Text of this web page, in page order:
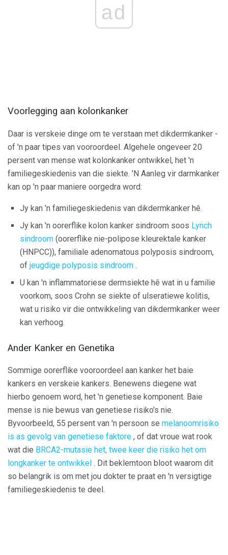
ad
Voorlegging aan kolonkanker
Daar is verskeie dinge om te verstaan ​​met dikdermkanker -
of 'n paar tipes van vooroordeel. Algehele ongeveer 20
persent van mense wat kolonkanker ontwikkel, het 'n
familiegeskiedenis van die siekte. 'N Aanleg vir darmkanker
kan op 'n paar maniere oorgedra word:
Jy kan 'n familiegeskiedenis van dikdermkanker hê.
Jy kan 'n oorerflike kolon kanker sindroom soos Lynch
sindroom (oorerflike nie-polipose kleurektale kanker
(HNPCC)), familiale adenomatous polyposis sindroom,
of jeugdige polyposis sindroom .
U kan 'n inflammatoriese dermsiekte hê wat in u familie
voorkom, soos Crohn se siekte of ulseratiewe kolitis,
wat u risiko vir die ontwikkeling van dikdermkanker weer
kan verhoog.
Ander Kanker en Genetika
Sommige oorerflike vooroordeel aan kanker het baie
kankers en verskeie kankers. Benewens diegene wat
hierbo genoem word, het 'n genetiese komponent. Baie
mense is nie bewus van genetiese risiko's nie.
Byvoorbeeld, 55 persent van 'n persoon se melanoomrisiko
is as gevolg van genetiese faktore , of dat vroue wat rook
wat die BRCA2-mutasie het, twee keer die risiko het om
longkanker te ontwikkel . Dit beklemtoon bloot waarom dit
so belangrik is om met jou dokter te praat en 'n versigtige
familiegeskiedenis te deel.